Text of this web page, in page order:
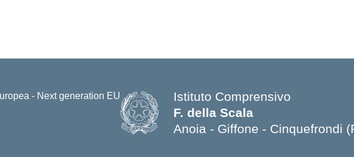
Istituto Comprensivo
F. della Scala
Anoia - Giffone - Cinquefrondi